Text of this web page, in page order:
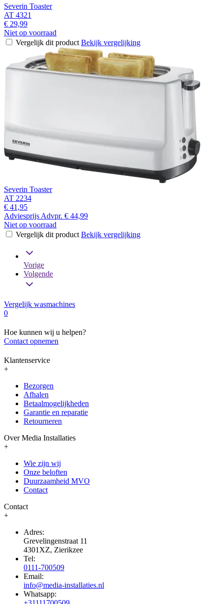
Severin Toaster
AT 4321
€ 29,99
Niet op voorraad
Vergelijk dit product Bekijk vergelijking
Severin Toaster
AT 2234
€ 41,95
Adviesprijs Advpr. € 44,99
Niet op voorraad
Vergelijk dit product Bekijk vergelijking
Vorige
Volgende
Vergelijk wasmachines
0
Hoe kunnen wij u helpen?
Contact opnemen
Klantenservice
+
Bezorgen
Afhalen
Betaalmogelijkheden
Garantie en reparatie
Retourneren
Over Media Installaties
+
Wie zijn wij
Onze beloften
Duurzaamheid MVO
Contact
Contact
+
Adres:
Grevelingenstraat 11
4301XZ, Zierikzee
Tel:
0111-700509
Email:
info@media-installaties.nl
Whatsapp: